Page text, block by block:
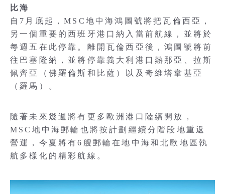
比海
自7月底起，MSC地中海鴻圖號將把瓦倫西亞，
另一個重要的西班牙港口納入當前航線，並將於
每週五在此停靠。離開瓦倫西亞後，鴻圖號將前
往巴塞隆納，並將停靠義大利港口熱那亞、拉斯
佩齊亞（佛羅倫斯和比薩）以及奇維塔韋基亞
（羅馬）。
隨著未來幾週將有更多歐洲港口陸續開放，
MSC地中海郵輪也將按計劃繼續分階段地重返
營運，今夏將有6艘郵輪在地中海和北歐地區執
航多樣化的精彩航線。